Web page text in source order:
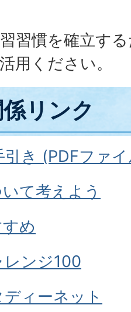
習慣を確立す
用ください。
リンク
引き (PDFファ
て考えよう
め
レンジ100
ィーネット